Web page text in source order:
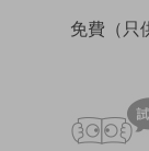
免費 （